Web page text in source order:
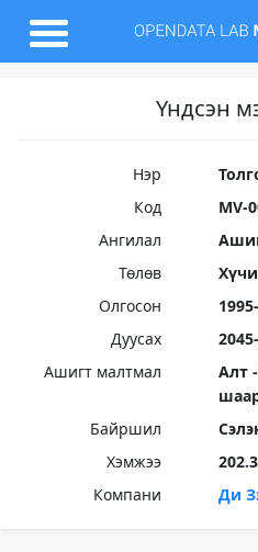
Үндсэн
Нэр
Код
MV-
Ангилал
Төлөв
Олгосон
Дуусах
Ашигт малтмал
Алт
Байршил
Хэмжээ
Компани
Ди